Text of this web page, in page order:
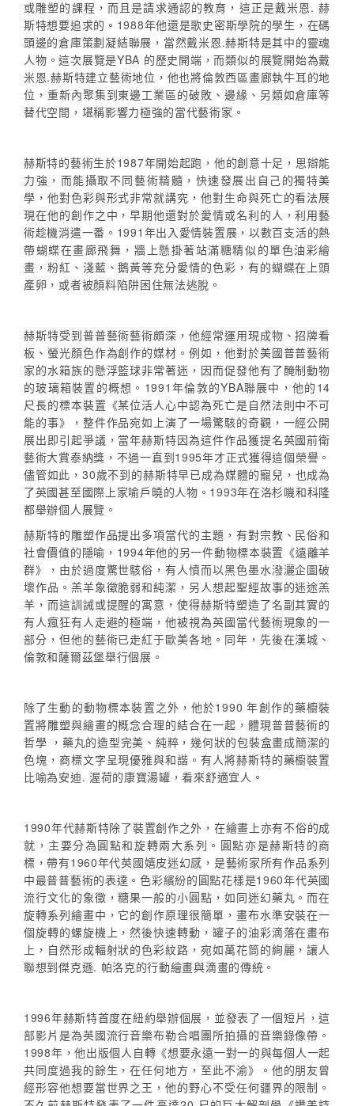
或雕塑的課程，而且是請求通認的教育，這正是戴米恩. 赫
斯特想要追求的。1988年他還是歌史密斯學院的學生，在碼
頭邊的倉庫策劃凝結聯展，當然戴米恩.赫斯特是其中的靈魂
人物。這次展覽是YBA 的歷史開端，而類似的展覽開始為戴
米恩.赫斯特建立藝術地位，他也將倫敦西區畫廊執牛耳的地
位，重新內聚集到東邊工業區的破敗、邊緣、另類如倉庫等
替代空間，堪稱影響力極強的當代藝術家。
赫斯特的藝術生於1987年開始起跑，他的創意十足，思辯能
力強，而能攝取不同藝術精髓，快速發展出自己的獨特美
學，他對色彩與形式非常就講究，他對生命與死亡的看法展
現在他的創作之中，早期他還對於愛情或名利的人，利用藝
術趁機消遣一番。1991年出入愛情裝置展，以數百支活的熱
帶蝴蝶在畫廊飛舞，牆上懸掛著站滿糖精似的單色油彩繪
畫，粉紅、淺藍、鵝黃等充分愛情的色彩，有的蝴蝶在上頭
產卵，或者被顏料陷阱困住無法逃脫。
赫斯特受到普普藝術藝術頗深，他經常運用現成物、招牌看
板、螢光顏色作為創作的媒材。例如，他對於美國普普藝術
家的水箱族的懸浮籃球非常著迷，因而促發他有了醃制動物
的玻璃箱裝置的概想。1991年倫敦的YBA聯展中，他的14
尺長的標本裝置《某位活人心中認為死亡是自然法則中不可
能的事》，整件作品宛如上演了一場驚駭的奇觀，一經公開
展出即引起爭議，當年赫斯特因為這件作品獲提名英國前衛
藝術大賞泰納獎，不過一直到1995年才正式獲得這個榮譽。
儘管如此，30歲不到的赫斯特早已成為媒體的寵兒，也成為
了英國甚至國際上家喻戶曉的人物。1993年在洛杉嘰和科隆
都舉辦個人展覽。
赫斯特的雕塑作品提出多項當代的主題，有對宗教、民俗和
社會價值的隱喻，1994年他的另一件動物標本裝置《遠離羊
群》，由於過度驚世駭俗，有人憤而以黑色墨水潑灑企圖破
壞作品。羔羊象徵脆弱和純潔，另人想起聖經故事的迷途羔
羊，而這訓誡或提醒的寓意，使得赫斯特塑造了名副其實的
有人瘋狂有人走避的極端，他被視為英國當代藝術現象的一
部分，但他的藝術已走紅于歐美各地。同年，先後在漢城、
倫敦和薩爾茲堡舉行個展。
除了生動的動物標本裝置之外，他於1990 年創作的藥櫥裝
置將雕塑與繪畫的概念合理的結合在一起，體現普普藝術的
哲學 ，藥丸的造型完美、純粹，幾何狀的包裝盒畫成簡潔的
色塊，商標文字呈現優雅與和諧。有人將赫斯特的藥櫥裝置
比喻為安迪. 渥荷的康寶湯罐，看來舒適宜人。
1990年代赫斯特除了裝置創作之外，在繪畫上亦有不俗的成
就，主要分為圓點和旋轉兩大系列。圓點亦是赫斯特的商
標，帶有1960年代英國嬉皮迷幻感，是藝術家所有作品系列
中最普普藝術的表達。色彩繽紛的圓點花樣是1960年代英國
流行文化的象徵，糖果一般的小圓點，如同迷幻藥丸。而在
旋轉系列繪畫中，它的創作原理很簡單，畫布水準安裝在一
個旋轉的螺旋機上，然後快速轉動，罐子的油彩滴落在畫布
上，自然形成輻射狀的色彩紋路，宛如萬花筒的絢麗，讓人
聯想到傑克遜. 帕洛克的行動繪畫與滴畫的傳統。
1996年赫斯特首度在紐約舉辦個展，並發表了一個短片，這
部影片是為英國流行音樂布勒合唱團所拍攝的音樂錄像帶。
1998年，他出版個人自轉《想要永遠一對一的與每個人一起
共同度過我的餘生，在任何地方，至此不渝》。他的朋友曾
經形容他想要當世界之王，他的野心不受任何疆界的限制。